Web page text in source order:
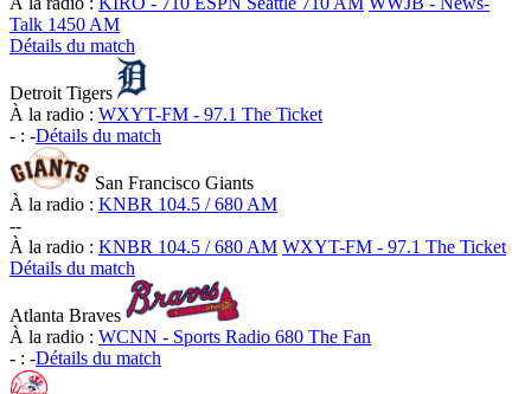
Talk 1450 AM
Détails du match
Detroit Tigers
À la radio : WXYT-FM - 97.1 The Ticket
- : -Détails du match
San Francisco Giants
À la radio : KNBR 104.5 / 680 AM
--
À la radio : KNBR 104.5 / 680 AM WXYT-FM - 97.1 The Ticket
Détails du match
Atlanta Braves
À la radio : WCNN - Sports Radio 680 The Fan
- : -Détails du match